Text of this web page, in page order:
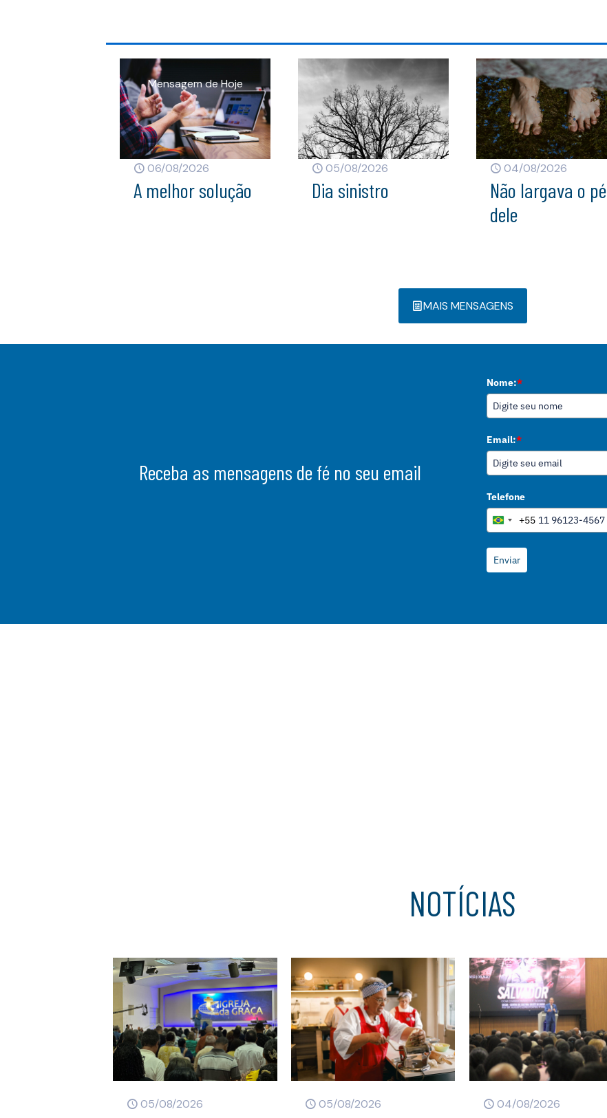
06/08/2026
A melhor solução
05/08/2026
Dia sinistro
04/08/2026
Não largava o pé
dele
MAIS MENSAGENS
Receba as mensagens de fé no seu email
Nome:*
Email:*
Telefone
B
a
+55
Enviar
NOTÍCIAS
05/08/2026 05/08/2026 04/08/2026